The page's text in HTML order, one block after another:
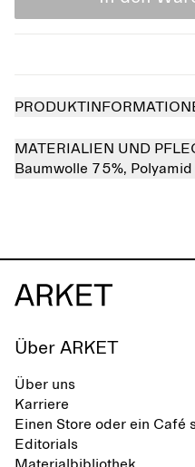
MATERIALIEN UND
Baumwolle 75%,
Über ARKET
Über uns
Karriere
Einen Store oder ein Café
Editorials